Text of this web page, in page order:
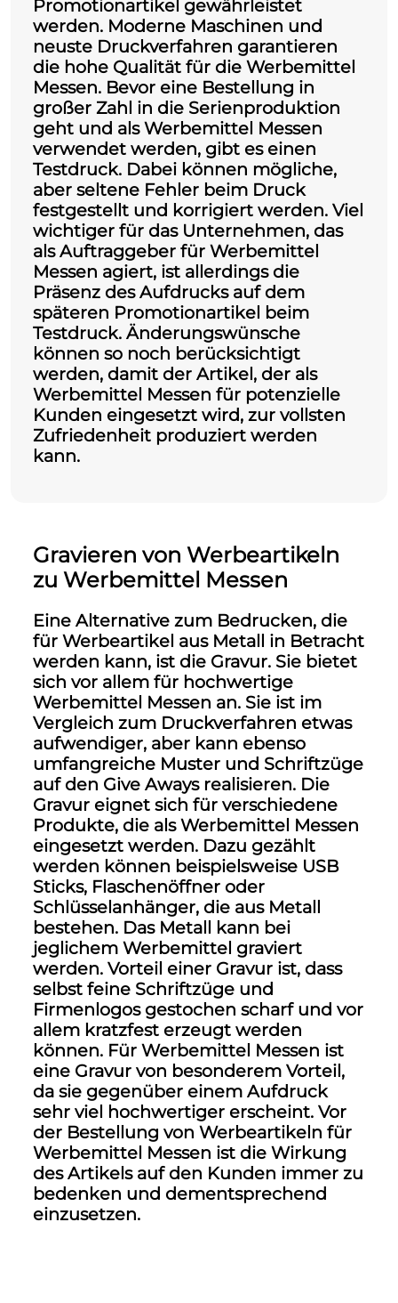
Promotionartikel gewährleistet
werden. Moderne Maschinen und
neuste Druckverfahren garantieren
die hohe Qualität für die Werbemittel
Messen. Bevor eine Bestellung in
großer Zahl in die Serienproduktion
geht und alsWerbemittel Messen
verwendet werden, gibt es einen
Testdruck. Dabei können mögliche,
aber seltene Fehler beim Druck
festgestellt und korrigiert werden. Viel
wichtiger für das Unternehmen, das
als Auftraggeber für Werbemittel
Messen agiert, ist allerdings die
Präsenz des Aufdrucks auf dem
späteren Promotionartikel beim
Testdruck. Änderungswünsche
können so noch berücksichtigt
werden, damit der Artikel, der als
Werbemittel Messen für potenzielle
Kunden eingesetzt wird, zur vollsten
Zufriedenheit produziert werden
kann.
Gravieren von Werbeartikeln
zu Werbemittel Messen
Eine Alternative zum Bedrucken, die
für Werbeartikel aus Metall in Betracht
werden kann, ist die Gravur. Sie bietet
sich vor allem für hochwertige
Werbemittel Messen an. Sie ist im
Vergleich zum Druckverfahren etwas
aufwendiger, aber kann ebenso
umfangreiche Muster und Schriftzüge
auf den Give Aways realisieren. Die
Gravur eignet sich für verschiedene
Produkte, die alsWerbemittel Messen
eingesetzt werden. Dazu gezählt
werden können beispielsweise USB
Sticks, Flaschenöffner oder
Schlüsselanhänger, die aus Metall
bestehen. Das Metall kann bei
jeglichem Werbemittel graviert
werden. Vorteil einer Gravur ist, dass
selbst feine Schriftzüge und
Firmenlogos gestochen scharf und vor
allem kratzfest erzeugt werden
können. Für Werbemittel Messen ist
eine Gravur von besonderem Vorteil,
da sie gegenüber einem Aufdruck
sehr viel hochwertiger erscheint. Vor
der Bestellung von Werbeartikeln für
Werbemittel Messen ist die Wirkung
des Artikels auf den Kunden immer zu
bedenken und dementsprechend
einzusetzen.